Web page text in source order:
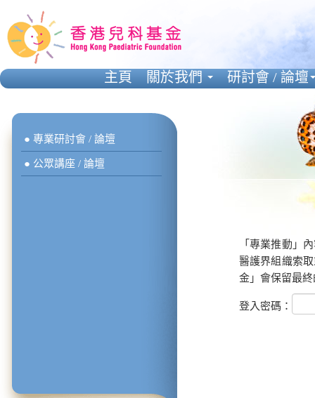
● 專業研討會 / 論壇
● 公眾講座 / 論壇
「專業推動」
醫護界組織索
金」會保留最
登入密碼：
主頁 關於我們 研討會 / 論壇